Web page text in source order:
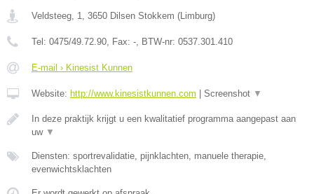
Veldsteeg, 1 3650 Dilsen Stokkem ( Limburg)
Tel: 0475/49.72.90 , Fax: - , BTW-nr: 0537.301.410
E-mail › Kinesist Kunnen
Website: http://www.kinesistkunnen.com Screenshot ▼
In deze praktijk krijgt u een kwalitatief programma aangepast aan
uw ▼
Diensten: sportrevalidatie, pijnklachten, manuele therapie,
evenwichtsklachten